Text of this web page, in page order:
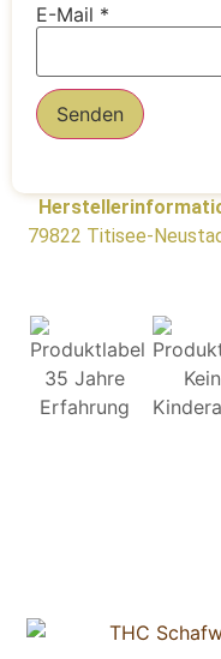
E-Mail *
79822 Titisee-